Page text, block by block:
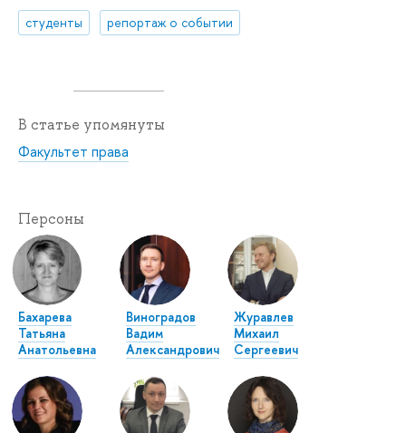
студенты репортаж о событии
В статье упомянуты
Факультет права
Персоны
Бахарева
Татьяна
Анатольевна
Виноградов
Вадим
Александрович
Журавлев
Михаил
Сергеевич